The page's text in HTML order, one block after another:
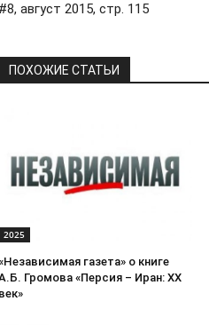
#8, август 2015, стр. 115
ПОХОЖИЕ СТАТЬИ
2025
газета» о книге
Громова «Персия – Иран: ХХ
век»